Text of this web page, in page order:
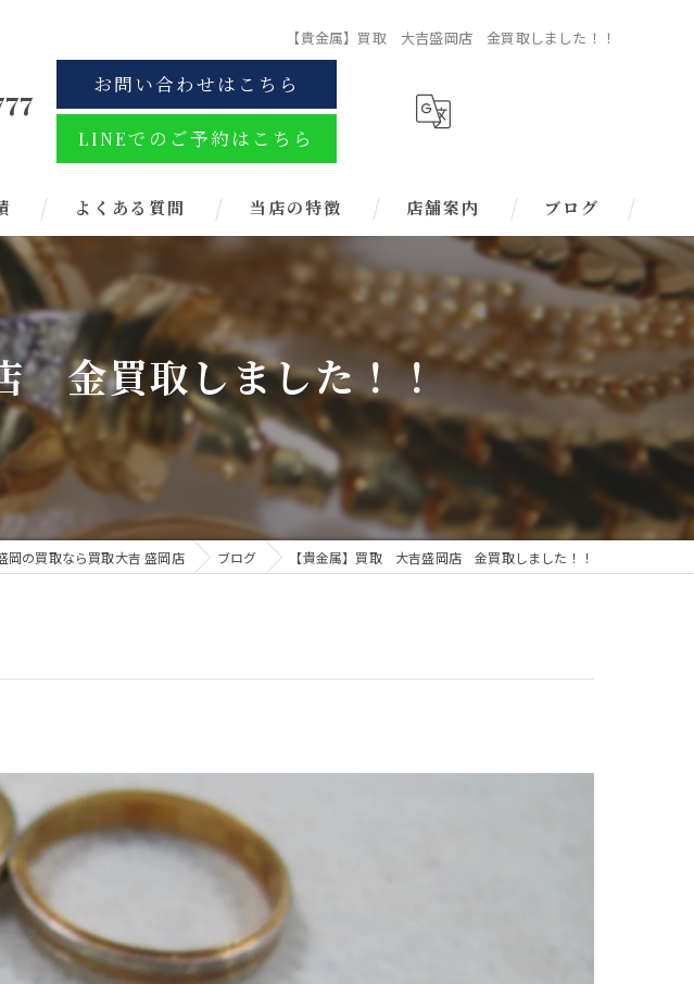
【貴金属】買取 大吉盛岡店 金買取しました！！
お問い合わせはこちら
LINEでのご予約はこちら
よくある質問 当店の特徴
ブランド
お酒
金券
時計
店舗案内 ブログ
金買取しました！！
岡の買取なら買取大吉 盛岡店 ブログ 【貴金属】買取 大吉盛岡店 金買取しました！！